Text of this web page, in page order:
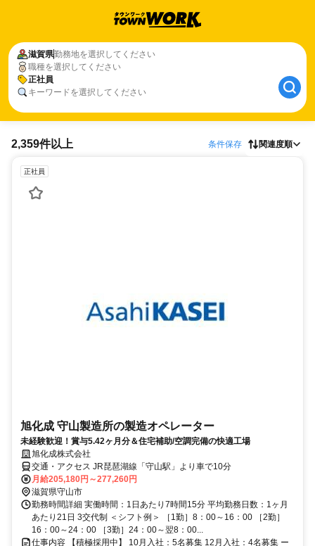
滋賀県勤務地を選択してください
職種を選択してください
正社員
キーワードを選択してください
2,359件以上 条件保存 関連度順
正社員
旭化成 守山製造所の製造オペレーター
未経験歓迎！賞与5.42ヶ月分＆住宅補助/空調完備の快適工場
旭化成株式会社
交通・アクセス JR琵琶湖線「守山駅」より車で10分
月給205,180円～277,260円
滋賀県守山市
勤務時間詳細 実働時間：1日あたり7時間15分 平均勤務日数：1ヶ月
あたり21日 3交代制 ＜シフト例＞ ［1勤］8：00～16：00 ［2勤］
16：00～24：00 ［3勤］24：00～翌8：00...
仕事内容 【積極採用中】 10月入社：5名募集 12月入社：4名募集 ー